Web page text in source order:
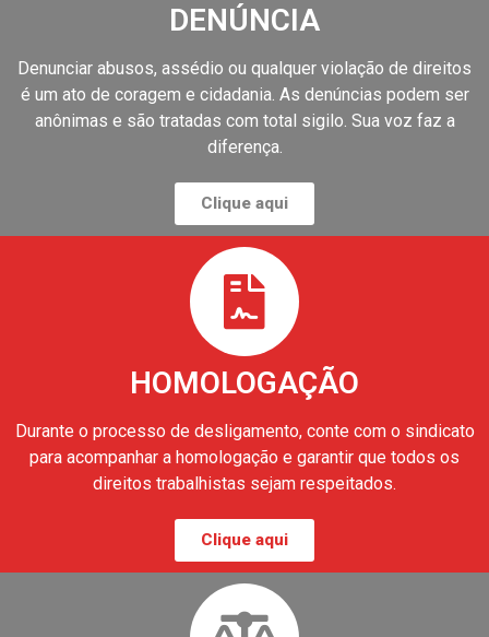
DENÚNCIA
Denunciar abusos, assédio ou qualquer violação de direitos
é um ato de coragem e cidadania. As denúncias podem ser
anônimas e são tratadas com total sigilo. Sua voz faz a
diferença.
Clique aqui
HOMOLOGAÇÃO
Durante o processo de desligamento, conte com o sindicato
para acompanhar a homologação e garantir que todos os
direitos trabalhistas sejam respeitados.
Clique aqui